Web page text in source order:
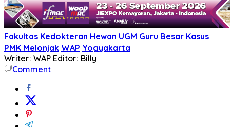
Fakultas Kedokteran Hewan UGM Guru Besar Kasus
PMK Melonjak WAP Yogyakarta
Writer: WAP Editor: Billy
Comment